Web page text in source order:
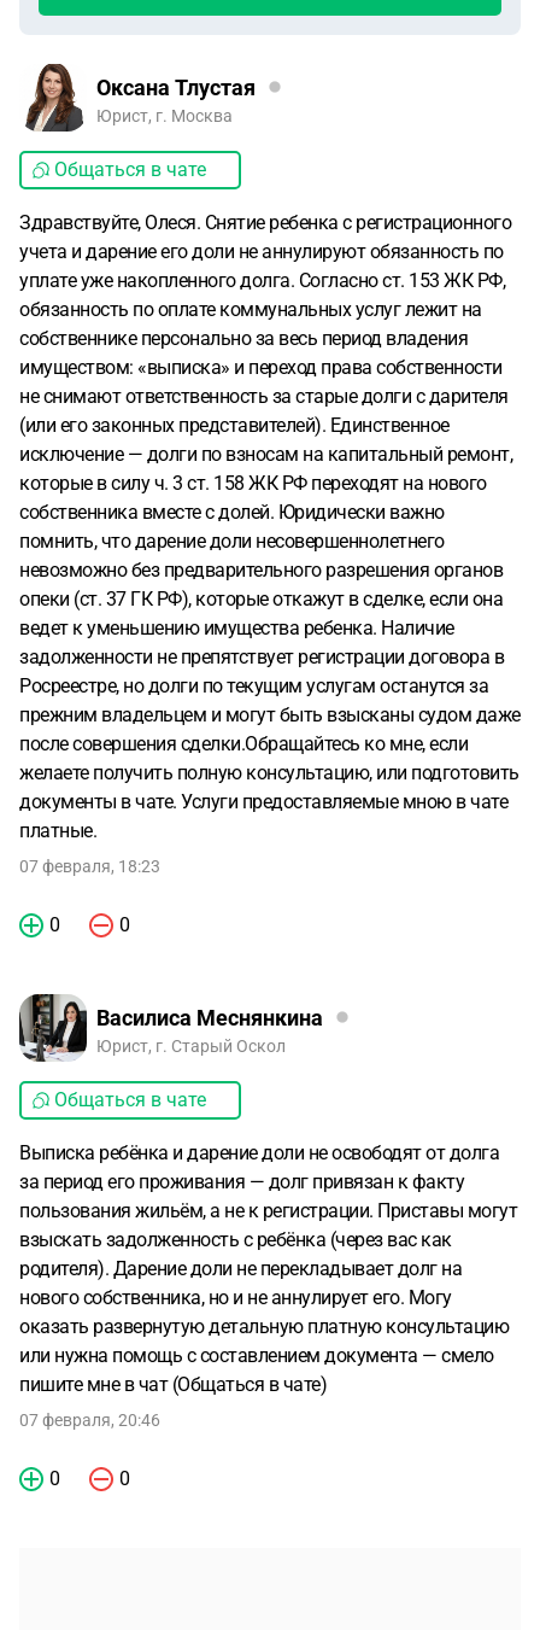
Оксана Тлустая
Юрист, г. Москва
Общаться в чате
Здравствуйте, Олеся. Снятие ребенка с регистрационного
учета и дарение его доли не аннулируют обязанность по
уплате уже накопленного долга. Согласно ст. 153 ЖК РФ,
обязанность по оплате коммунальных услуг лежит на
собственнике персонально за весь период владения
имуществом: «выписка» и переход права собственности
не снимают ответственность за старые долги с дарителя
(или его законных представителей). Единственное
исключение — долги по взносам на капитальный ремонт,
которые в силу ч. 3 ст. 158 ЖК РФ переходят на нового
собственника вместе с долей. Юридически важно
помнить, что дарение доли несовершеннолетнего
невозможно без предварительного разрешения органов
опеки (ст. 37 ГК РФ), которые откажут в сделке, если она
ведет к уменьшению имущества ребенка. Наличие
задолженности не препятствует регистрации договора в
Росреестре, но долги по текущим услугам останутся за
прежним владельцем и могут быть взысканы судом даже
после совершения сделки.Обращайтесь ко мне, если
желаете получить полную консультацию, или подготовить
документы в чате. Услуги предоставляемые мною в чате
платные.
07 февраля, 18:23
0 0
Василиса Меснянкина
Юрист, г. Старый Оскол
Общаться в чате
Выписка ребёнка и дарение доли не освободят от долга
за период его проживания — долг привязан к факту
пользования жильём, а не к регистрации. Приставы могут
взыскать задолженность с ребёнка (через вас как
родителя). Дарение доли не перекладывает долг на
нового собственника, но и не аннулирует его. Могу
оказать развернутую детальную платную консультацию
или нужна помощь с составлением документа — смело
пишите мне в чат (Общаться в чате)
07 февраля, 20:46
0 0